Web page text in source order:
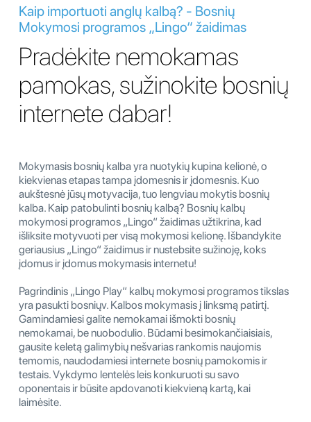
Kaip importuoti anglų kalbą? - Bosnių
Mokymosi programos „Lingo“ žaidimas
Pradėkite nemokamas
pamokas, sužinokite bosnių
internete dabar!
Mokymasis bosnių kalba yra nuotykių kupina kelionė, o
kiekvienas etapas tampa įdomesnis ir įdomesnis. Kuo
aukštesnė jūsų motyvacija, tuo lengviau mokytis bosnių
kalba. Kaip patobulinti bosnių kalbą? Bosnių kalbų
mokymosi programos „Lingo“ žaidimas užtikrina, kad
išliksite motyvuoti per visą mokymosi kelionę. Išbandykite
geriausius „Lingo“ žaidimus ir nustebsite sužinoję, koks
įdomus ir įdomus mokymasis internetu!
Pagrindinis „Lingo Play“ kalbų mokymosi programos tikslas
yra pasukti bosniųv. Kalbos mokymasis į linksmą patirtį.
Gamindamiesi galite nemokamai išmokti bosnių
nemokamai, be nuobodulio. Būdami besimokančiaisiais,
gausite keletą galimybių nešvarias rankomis naujomis
temomis, naudodamiesi internete bosnių pamokomis ir
testais. Vykdymo lentelės leis konkuruoti su savo
oponentais ir būsite apdovanoti kiekvieną kartą, kai
laimėsite.